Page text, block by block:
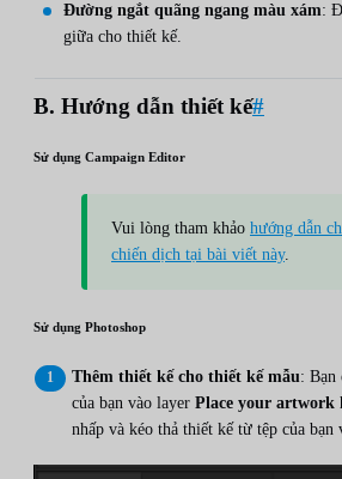
Đường ngắt quãng ngang màu xám:
giữa cho thiết kế.
B. Hướng dẫn thiết kế#
Sử dụng Campaign Editor
Vui lòng tham khảo hướng dẫn
chiến dịch tại bài viết này.
Sử dụng Photoshop
Thêm thiết kế cho thiết kế mẫu: Bạn
của bạn vào layer Place your artwork
nhấp và kéo thả thiết kế từ tệp của bạn